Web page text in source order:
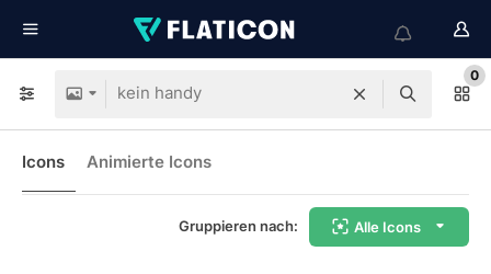
0
Icons Animierte Icons
Gruppieren nach: Alle Icons